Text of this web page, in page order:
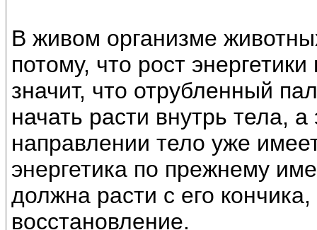
В живом организме
потому, что рост
значит, что отрубленный
начать расти внутрь тела,
направлении тело уже
энергетика по прежнему
должна расти с его
восстановление.